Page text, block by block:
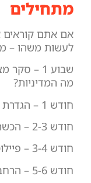
מתחילים
אם אתם קוראים
לעשות משהו –
מה המדיניות?
חודש 1 – הגדרת חזון: מה אנחנו רוצים להשיג?
חודש 2-3 – הכשרת הנהלה ושגרירים פנימיים
חודש 3-4 – פיילוטים ב-2-3 צוותים
חודש 5-6 – הרחבה לכל הארגון